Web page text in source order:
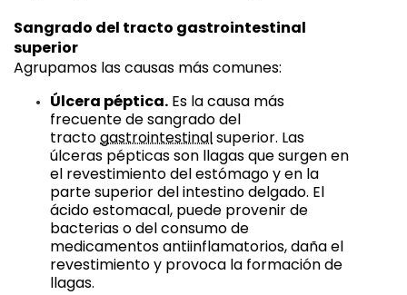
Sangrado del tracto gastrointestinal
superior
Agrupamos las causas más comunes:
Úlcera péptica. Es la causa más
frecuente de sangrado del
tractogastrointestinalsuperior. Las
úlceras pépticas son llagas que surgen en
el revestimiento del estómago y en la
parte superior del intestino delgado. El
ácido estomacal, puede provenir de
bacterias o del consumo de
medicamentos antiinflamatorios, daña el
revestimiento y provoca la formación de
llagas.